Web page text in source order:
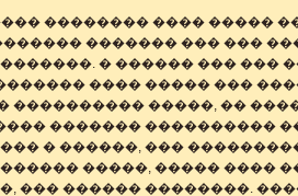
�������� ���� �����
������� ��� ���
� ������ ��� ���
���� ����� ���
���������� �����, ��
������� ����������
� ������, ���
�����, ����� ����
��� ������ ��������.